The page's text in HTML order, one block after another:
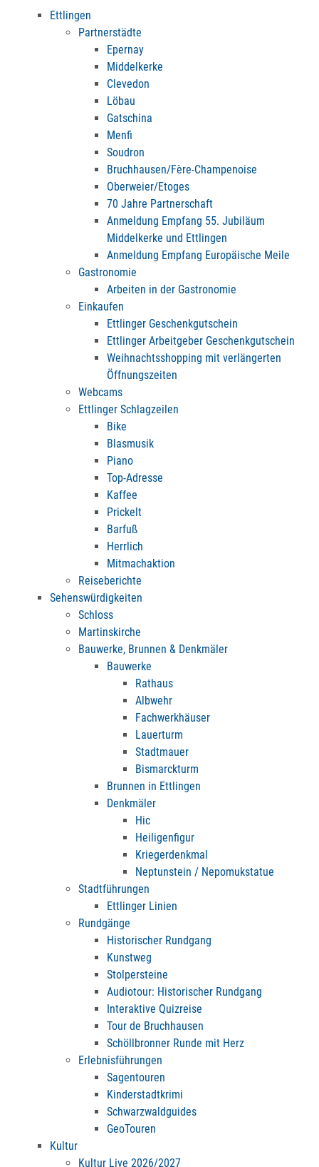
Ettlingen
Partnerstädte
Epernay
Middelkerke
Clevedon
Löbau
Gatschina
Menfi
Soudron
Bruchhausen/Fère-Champenoise
Oberweier/Etoges
70 Jahre Partnerschaft
Anmeldung Empfang 55. Jubiläum
Middelkerke und Ettlingen
Anmeldung Empfang Europäische Meile
Gastronomie
Arbeiten in der Gastronomie
Einkaufen
Ettlinger Geschenkgutschein
Ettlinger Arbeitgeber Geschenkgutschein
Weihnachtsshopping mit verlängerten
Öffnungszeiten
Webcams
Ettlinger Schlagzeilen
Bike
Blasmusik
Piano
Top-Adresse
Kaffee
Prickelt
Barfuß
Herrlich
Mitmachaktion
Reiseberichte
Sehenswürdigkeiten
Schloss
Martinskirche
Bauwerke, Brunnen & Denkmäler
Bauwerke
Rathaus
Albwehr
Fachwerkhäuser
Lauerturm
Stadtmauer
Bismarckturm
Brunnen in Ettlingen
Denkmäler
Hic
Heiligenfigur
Kriegerdenkmal
Neptunstein / Nepomukstatue
Stadtführungen
Ettlinger Linien
Rundgänge
Historischer Rundgang
Kunstweg
Stolpersteine
Audiotour: Historischer Rundgang
Interaktive Quizreise
Tour de Bruchhausen
Schöllbronner Runde mit Herz
Erlebnisführungen
Sagentouren
Kinderstadtkrimi
Schwarzwaldguides
GeoTouren
Kultur
Kultur Live 2026/2027